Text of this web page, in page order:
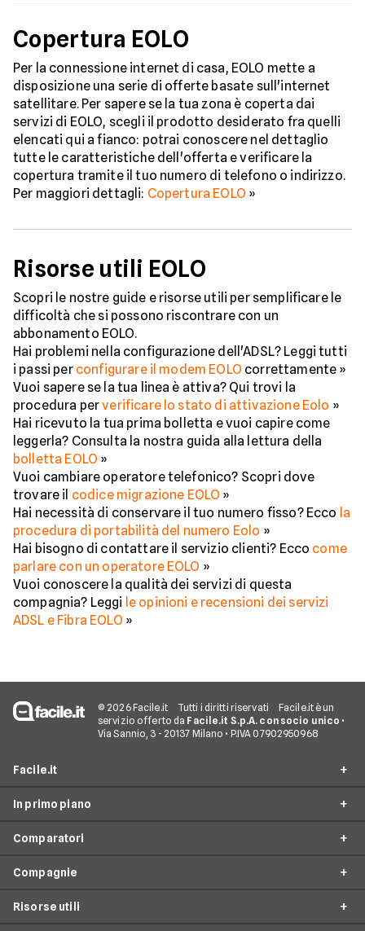
Copertura EOLO
Per la connessione internet di casa, EOLO mette a
disposizione una serie di offerte basate sull'internet
satellitare. Per sapere se la tua zona è coperta dai
servizi di EOLO, scegli il prodotto desiderato fra quelli
elencati qui a fianco: potrai conoscere nel dettaglio
tutte le caratteristiche dell'offerta e verificare la
copertura tramite il tuo numero di telefono o indirizzo.
Per maggiori dettagli: Copertura EOLO »
Risorse utili EOLO
Scopri le nostre guide e risorse utili per semplificare le
difficoltà che si possono riscontrare con un
abbonamento EOLO.
Hai problemi nella configurazione dell'ADSL? Leggi tutti
i passi per configurare il modem EOLO correttamente »
Vuoi sapere se la tua linea è attiva? Qui trovi la
procedura perverificare lo stato di attivazione Eolo »
Hai ricevuto la tua prima bolletta e vuoi capire come
leggerla? Consulta la nostra guida alla lettura della
bolletta EOLO »
Vuoi cambiare operatore telefonico? Scopri dove
trovare il codice migrazione EOLO »
Hai necessità di conservare il tuo numero fisso? Ecco la
procedura di portabilità del numero Eolo »
Hai bisogno di contattare il servizio clienti? Ecco come
parlare con un operatore EOLO »
Vuoi conoscere la qualità dei servizi di questa
compagnia? Leggi le opinioni e recensioni dei servizi
ADSL e Fibra EOLO »
© 2026 Facile.it Tutti i diritti riservati
Facile.it è un
servizio offerto da Facile.it S.p.A. con socio unico •
Via Sannio, 3 - 20137 Milano • P.IVA 07902950968
Facile.it
Assicurazioni
Prestiti
In primo piano
Offerte Fibra
Offerte ADSL
Offerte Internet Casa
Comparatori
Migliore Connessione Internet
Offerte Internet Satellitare
Compagnie
Risorse utili